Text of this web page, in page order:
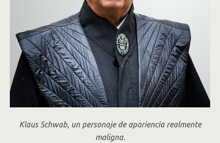
Klaus Schwab, un personaje de apariencia realmente
maligna.